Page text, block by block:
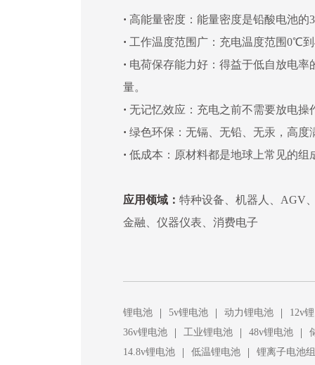
· 高能量密度：能量密度是铅酸电池的
· 工作温度范围广：充电温度范围0℃
· 电荷保存能力好：得益于低自放电
量。
· 无记忆效应：充电之前不需要放电操
· 绿色环保：无镉、无铅、无汞，高度
· 低成本：原材料都是地球上常见的组
应用领域： 特种设备、机器人、AGV
金融、仪器仪表、消费电子
锂电池 | 5v锂电池 | 动力锂电池 |
12v
36v锂电池
| 工业锂电池 | 48v锂电池 |
14.8v锂电池
| 低温锂电池 |
锂离子电池组